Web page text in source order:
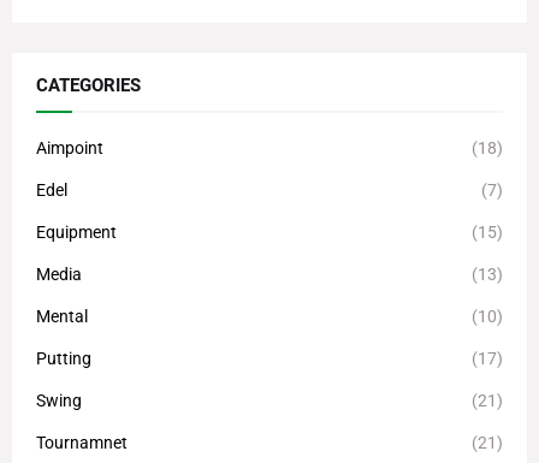
CATEGORIES
Aimpoint (18)
Edel (7)
Equipment (15)
Media (13)
Mental (10)
Putting (17)
Swing (21)
Tournamnet (21)